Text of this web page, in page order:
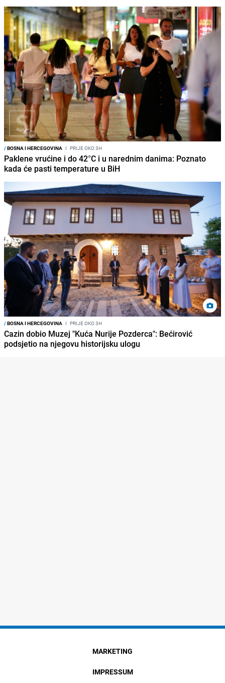
/BOSNA I HERCEGOVINA I PRIJE OKO 3H
Paklene vrućine i do 42°C i u narednim danima: Poznato
kada će pasti temperature u BiH
/BOSNA I HERCEGOVINA I PRIJE OKO 3H
Cazin dobio Muzej "Kuća Nurije Pozderca": Bećirović
podsjetio na njegovu historijsku ulogu
MARKETING
IMPRESSUM